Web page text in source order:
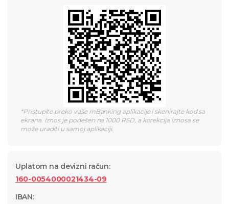
*Pristupite preko vaše mBanking aplikacije i skenirajte kod sa
ekrana. Iznos je podešen na 1000 RSD, a korekcija iznosa se
može uraditi u samoj aplikaciji.
Uplatom na devizni račun:
160-0054000021434-09
IBAN: